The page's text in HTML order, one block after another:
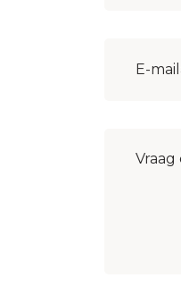
mailadres